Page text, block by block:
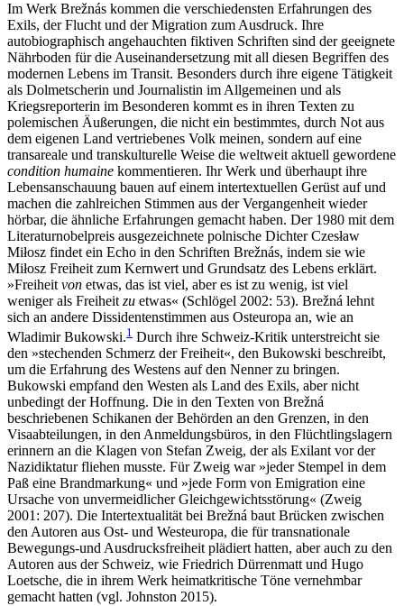
Im Werk Brežnás kommen die verschiedensten Erfahrungen des
Exils, der Flucht und der Migration zum Ausdruck. Ihre
autobiographisch angehauchten fiktiven Schriften sind der geeignete
Nährboden für die Auseinandersetzung mit all diesen Begriffen des
modernen Lebens im Transit. Besonders durch ihre eigene Tätigkeit
als Dolmetscherin und Journalistin im Allgemeinen und als
Kriegsreporterin im Besonderen kommt es in ihren Texten zu
polemischen Äußerungen, die nicht ein bestimmtes, durch Not aus
dem eigenen Land vertriebenes Volk meinen, sondern auf eine
transareale und transkulturelle Weise die weltweit aktuell gewordene
condition humaine kommentieren. Ihr Werk und überhaupt ihre
Lebensanschauung bauen auf einem intertextuellen Gerüst auf und
machen die zahlreichen Stimmen aus der Vergangenheit wieder
hörbar, die ähnliche Erfahrungen gemacht haben. Der 1980 mit dem
Literaturnobelpreis ausgezeichnete polnische Dichter Czesław
Miłosz findet ein Echo in den Schriften Brežnás, indem sie wie
Miłosz Freiheit zum Kernwert und Grundsatz des Lebens erklärt.
»Freiheit von etwas, das ist viel, aber es ist zu wenig, ist viel
weniger als Freiheit zu etwas« (Schlögel 2002: 53). Brežná lehnt
sich an andere Dissidentenstimmen aus Osteuropa an, wie an
Wladimir Bukowski.1 Durch ihre Schweiz-Kritik unterstreicht sie
den »stechenden Schmerz der Freiheit«, den Bukowski beschreibt,
um die Erfahrung des Westens auf den Nenner zu bringen.
Bukowski empfand den Westen als Land des Exils, aber nicht
unbedingt der Hoffnung. Die in den Texten von Brežná
beschriebenen Schikanen der Behörden an den Grenzen, in den
Visaabteilungen, in den Anmeldungsbüros, in den Flüchtlingslagern
erinnern an die Klagen von Stefan Zweig, der als Exilant vor der
Nazidiktatur fliehen musste. Für Zweig war »jeder Stempel in dem
Paß eine Brandmarkung« und »jede Form von Emigration eine
Ursache von unvermeidlicher Gleichgewichtsstörung« (Zweig
2001: 207). Die Intertextualität bei Brežná baut Brücken zwischen
den Autoren aus Ost- und Westeuropa, die für transnationale
Bewegungs-und Ausdrucksfreiheit plädiert hatten, aber auch zu den
Autoren aus der Schweiz, wie Friedrich Dürrenmatt und Hugo
Loetsche, die in ihrem Werk heimatkritische Töne vernehmbar
gemacht hatten (vgl. Johnston 2015).